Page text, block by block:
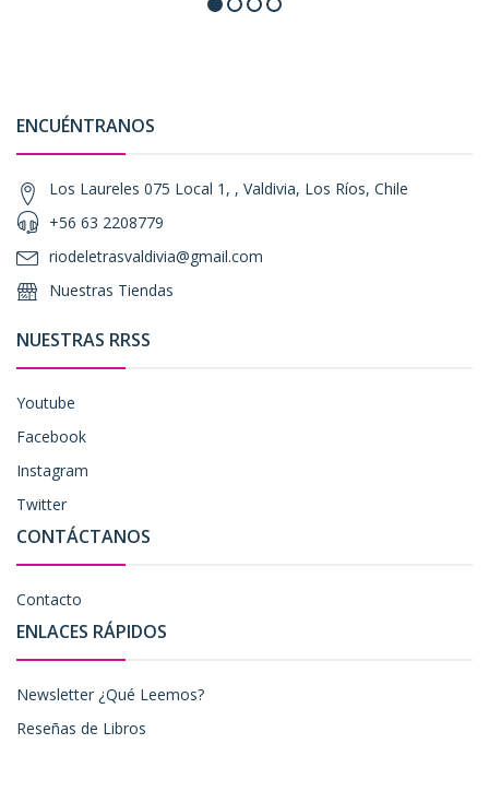
ENCUÉNTRANOS
Los Laureles 075 Local 1, , Valdivia, Los Ríos, Chile
+56 63 2208779
riodeletrasvaldivia@gmail.com
Nuestras Tiendas
NUESTRAS RRSS
Youtube
Facebook
Instagram
Twitter
CONTÁCTANOS
Contacto
ENLACES RÁPIDOS
Newsletter ¿Qué Leemos?
Reseñas de Libros